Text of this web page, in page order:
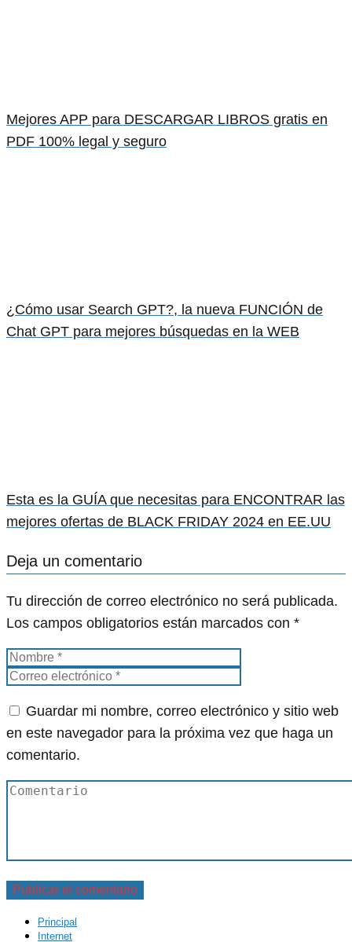
Mejores APP para DESCARGAR LIBROS gratis en
PDF 100% legal y seguro
¿Cómo usar Search GPT?, la nueva FUNCIÓN de
Chat GPT para mejores búsquedas en la WEB
Esta es la GUÍA que necesitas para ENCONTRAR las
mejores ofertas de BLACK FRIDAY 2024 en EE.UU
Deja un comentario
Tu dirección de correo electrónico no será publicada.
Los campos obligatorios están marcados con *
Guardar mi nombre, correo electrónico y sitio web
en este navegador para la próxima vez que haga un
comentario.
Principal
Internet